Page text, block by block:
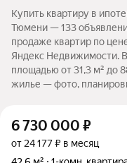
Купить квартиру в
Тюмени — 133
продаже квартир по
Яндекс Недвижимости.
площадью от 31,3 м² до
жилье — фото,
6 730 000 ₽
от 24 177 ₽ в месяц